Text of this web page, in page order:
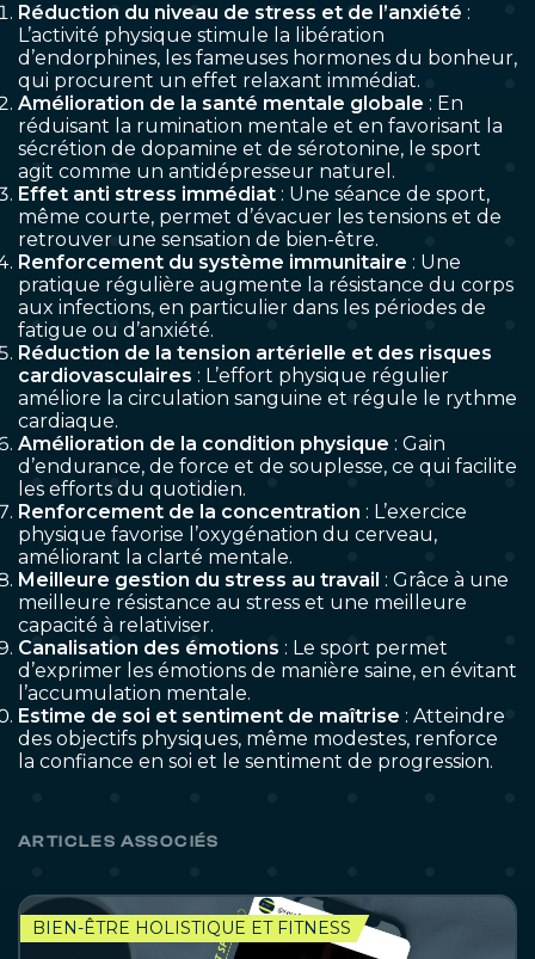
Réduction du niveau de stress et de l’anxiété :
L’activité physique stimule la libération
d’endorphines, les fameuses hormones du bonheur,
qui procurent un effet relaxant immédiat.
Amélioration de la santé mentale globale : En
réduisant la rumination mentale et en favorisant la
sécrétion de dopamine et de sérotonine, le sport
agit comme un antidépresseur naturel.
Effet anti stress immédiat : Une séance de sport,
même courte, permet d’évacuer les tensions et de
retrouver une sensation de bien-être.
Renforcement du système immunitaire : Une
pratique régulière augmente la résistance du corps
aux infections, en particulier dans les périodes de
fatigue ou d’anxiété.
Réduction de la tension artérielle et des risques
cardiovasculaires : L’effort physique régulier
améliore la circulation sanguine et régule le rythme
cardiaque.
Amélioration de la condition physique : Gain
d’endurance, de force et de souplesse, ce qui facilite
les efforts du quotidien.
Renforcement de la concentration : L’exercice
physique favorise l’oxygénation du cerveau,
améliorant la clarté mentale.
Meilleure gestion du stress au travail : Grâce à une
meilleure résistance au stress et une meilleure
capacité à relativiser.
Canalisation des émotions : Le sport permet
d’exprimer les émotions de manière saine, en évitant
l’accumulation mentale.
Estime de soi et sentiment de maîtrise : Atteindre
des objectifs physiques, même modestes, renforce
la confiance en soi et le sentiment de progression.
ARTICLES ASSOCIÉS
BIEN-ÊTRE HOLISTIQUE ET FITNESS